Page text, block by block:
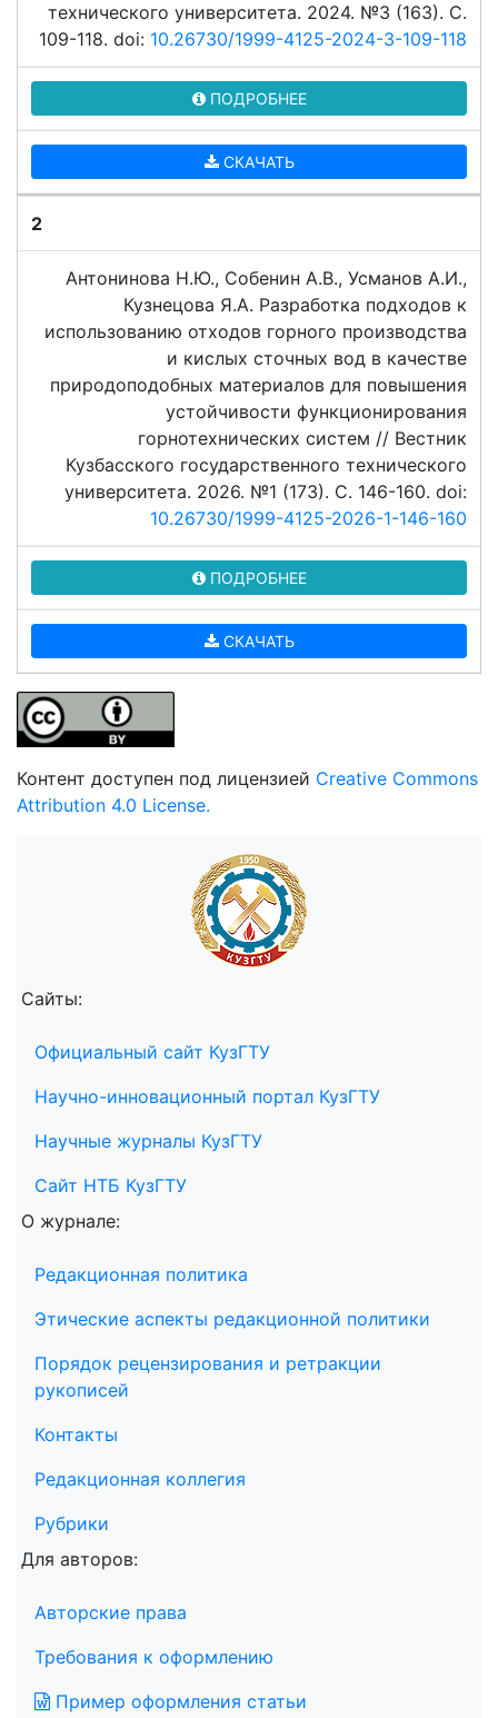
технического университета. 2024. №3 (163). C.
109-118. doi: 10.26730/1999-4125-2024-3-109-118
ПОДРОБНЕЕ
СКАЧАТЬ
2
Антонинова Н.Ю., Собенин А.В., Усманов А.И.,
Кузнецова Я.А. Разработка подходов к
использованию отходов горного производства
и кислых сточных вод в качестве
природоподобных материалов для повышения
устойчивости функционирования
горнотехнических систем // Вестник
Кузбасского государственного технического
университета. 2026. №1 (173). C. 146-160. doi:
10.26730/1999-4125-2026-1-146-160
ПОДРОБНЕЕ
СКАЧАТЬ
Контент доступен под лицензией Creative Commons
Attribution 4.0 License.
Сайты:
Официальный сайт КузГТУ
Научно-инновационный портал КузГТУ
Научные журналы КузГТУ
Сайт НТБ КузГТУ
О журнале:
Редакционная политика
Этические аспекты редакционной политики
Порядок рецензирования и ретракции
рукописей
Контакты
Редакционная коллегия
Рубрики
Для авторов:
Авторские права
Требования к оформлению
Пример оформления статьи